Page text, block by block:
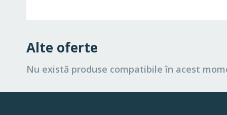
Alte oferte
Nu există produse compatibile în acest